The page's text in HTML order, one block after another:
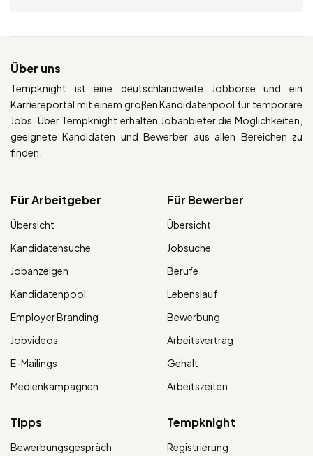
Über uns
Tempknight ist eine deutschlandweite Jobbörse und ein
Karriereportal mit einem großen Kandidatenpool für temporäre
Jobs. Über Tempknight erhalten Jobanbieter die Möglichkeiten,
geeignete Kandidaten und Bewerber aus allen Bereichen zu
finden.
Für Arbeitgeber
Übersicht
Kandidatensuche
Jobanzeigen
Kandidatenpool
Employer Branding
Jobvideos
E-Mailings
Medienkampagnen
Für Bewerber
Übersicht
Jobsuche
Berufe
Lebenslauf
Bewerbung
Arbeitsvertrag
Gehalt
Arbeitszeiten
Tipps
Bewerbungsgespräch
Tempknight
Registrierung